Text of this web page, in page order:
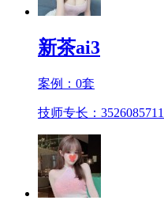
新茶ai3
案例： 0套
技师专长：3526085711